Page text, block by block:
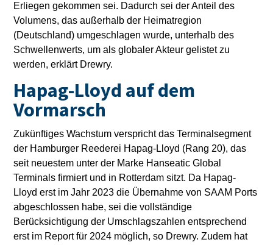
Erliegen gekommen sei. Dadurch sei der Anteil des
Volumens, das außerhalb der Heimatregion
(Deutschland) umgeschlagen wurde, unterhalb des
Schwellenwerts, um als globaler Akteur gelistet zu
werden, erklärt Drewry.
Hapag-Lloyd auf dem
Vormarsch
Zukünftiges Wachstum verspricht das Terminalsegment
der Hamburger Reederei Hapag-Lloyd (Rang 20), das
seit neuestem unter der Marke Hanseatic Global
Terminals firmiert und in Rotterdam sitzt. Da Hapag-
Lloyd erst im Jahr 2023 die Übernahme von SAAM Ports
abgeschlossen habe, sei die vollständige
Berücksichtigung der Umschlagszahlen entsprechend
erst im Report für 2024 möglich, so Drewry. Zudem hat